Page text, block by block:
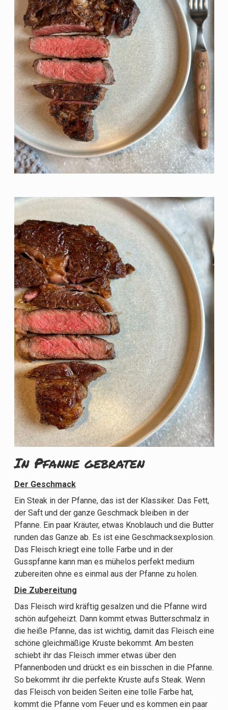
In Pfanne gebraten
Der Geschmack
Ein Steak in der Pfanne, das ist der Klassiker. Das Fett,
der Saft und der ganze Geschmack bleiben in der
Pfanne. Ein paar Kräuter, etwas Knoblauch und die Butter
runden das Ganze ab. Es ist eine Geschmacksexplosion.
Das Fleisch kriegt eine tolle Farbe und in der
Gusspfanne kann man es mühelos perfekt medium
zubereiten ohne es einmal aus der Pfanne zu holen.
Die Zubereitung
Das Fleisch wird kräftig gesalzen und die Pfanne wird
schön aufgeheizt. Dann kommt etwas Butterschmalz in
die heiße Pfanne, das ist wichtig, damit das Fleisch eine
schöne gleichmäßige Kruste bekommt. Am besten
schiebt ihr das Fleisch immer etwas über den
Pfannenboden und drückt es ein bisschen in die Pfanne.
So bekommt ihr die perfekte Kruste aufs Steak. Wenn
das Fleisch von beiden Seiten eine tolle Farbe hat,
kommt die Pfanne vom Feuer und es kommen ein paar